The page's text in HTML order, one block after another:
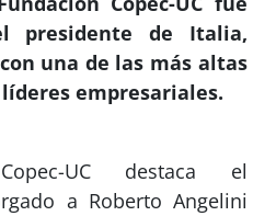
presidente de Italia,
una de las más altas
empresariales.
UC destaca el
a Roberto Angelini